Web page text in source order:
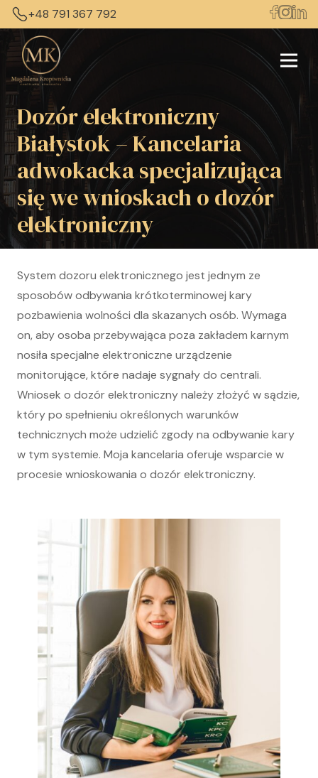
+48 791 367 792
Dozór elektroniczny
Białystok – Kancelaria
adwokacka specjalizująca
się we wnioskach o dozór
elektroniczny
System dozoru elektronicznego jest jednym ze
sposobów odbywania krótkoterminowej kary
pozbawienia wolności dla skazanych osób. Wymaga
on, aby osoba przebywająca poza zakładem karnym
nosiła specjalne elektroniczne urządzenie
monitorujące, które nadaje sygnały do centrali.
Wniosek o dozór elektroniczny należy złożyć w sądzie,
który po spełnieniu określonych warunków
technicznych może udzielić zgody na odbywanie kary
w tym systemie. Moja kancelaria oferuje wsparcie w
procesie wnioskowania o dozór elektroniczny.